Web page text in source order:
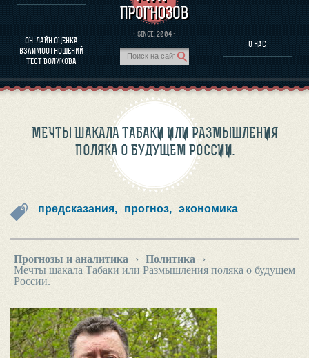
ОН-ЛАЙН ОЦЕНКА
ВЗАИМООТНОШЕНИЙ
ТЕСТ ВОЛИКОВА
· SINCE. 2004 ·
О НАС
ОЦЕНКА ХАРАКТЕРА ВЫДАЮЩИХСЯ ЛИЧНОСТЕЙ
О ПРОГРАММЕ
ПРОГНОЗЫ И АНАЛИТИКА
МЕЧТЫ ШАКАЛА ТАБАКИ ИЛИ РАЗМЫШЛЕНИЯ
ПОЛЯКА О БУДУЩЕМ РОССИИ.
предсказания, прогноз, экономика
Прогнозы и аналитика › Политика
›
Мечты шакала Табаки или Размышления поляка о будущем
России.